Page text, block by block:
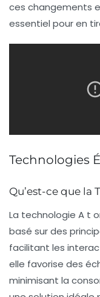
ces changements
essentiel pour en
Technologies
Qu’est-ce que la
La technologie A t
basé sur des
facilitant les
elle favorise des
minimisant la